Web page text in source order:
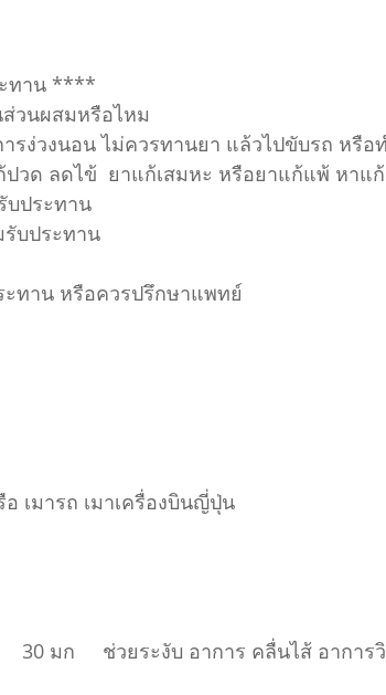
ทาน ****
วนผสมหรือไหม
รง่วงนอน ไม่ควรทานยา แล้วไปขับรถ หรือ
วด ลดไข้ ยาแก้เสมหะ หรือยาแก้แพ้ หาแก้
บประทาน
บประทาน
ทาน หรือควรปรึกษาแพทย์
เมารถ เมาเครื่องบินญี่ปุ่น
30 มก ช่วยระงับ อาการ คลื่นไส้ อาการวิ